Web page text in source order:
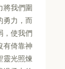
將我們圍
勇力，而
，使我們
有倚靠神
靈光照煉